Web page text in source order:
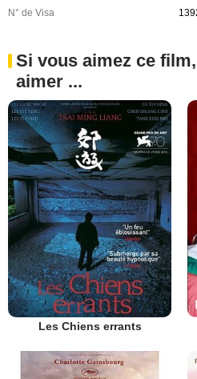
N° de Visa
Si vous aimez ce
aimer ...
Les Chiens errants